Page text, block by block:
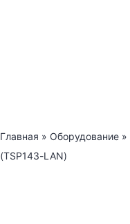
Главная » Оборудование »
(TSP143-LAN)